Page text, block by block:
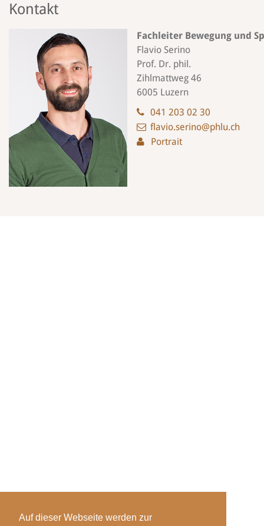
Auf dieser Webseite werden zur
Kontakt
Fachleiter Bewegung und
Flavio Serino
Prof. Dr. phil.
Zihlmattweg 46
6005 Luzern
041 203 02 30
flavio.serino@phlu.ch
Portrait